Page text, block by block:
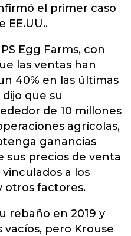
el primer caso
EE.UU..
Egg Farms, con
las ventas han
40% en las últimas
que su
de 10 millones
agrícolas,
ganancias
sus precios de venta
a los
otros factores.
rebaño en 2019 y
pero Krouse